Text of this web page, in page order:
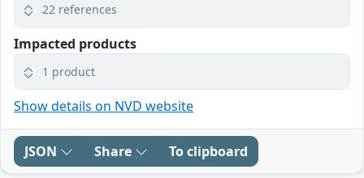
22 references
Impacted products
1 product
Show details on NVD website
JSON Share To clipboard